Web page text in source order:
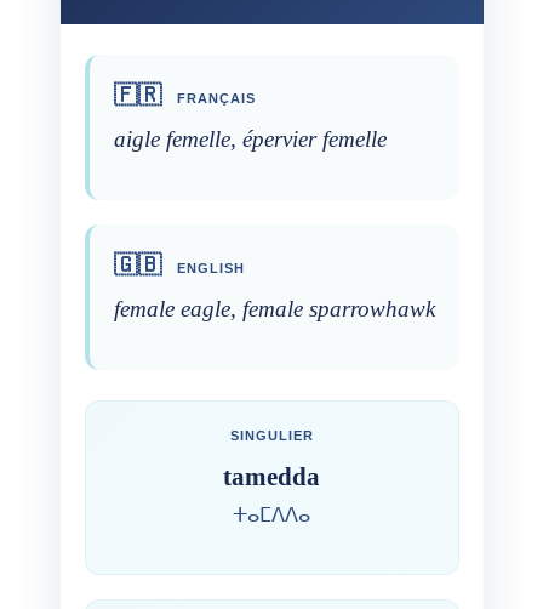
🇫🇷 FRANÇAIS
aigle femelle, épervier femelle
🇬🇧 ENGLISH
female eagle, female sparrowhawk
SINGULIER
tamedda
ⵜⴰⵎⴷⴷⴰ